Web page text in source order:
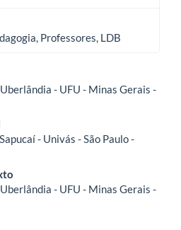
Professores, LDB
- UFU - Minas Gerais -
- Univás - São Paulo -
- UFU - Minas Gerais -